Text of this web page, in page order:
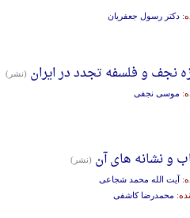
دکتر رسول جعفریان
نجف و فلسفه تجدد در ایران (نشر)
موسی نجفی
و نشانه های آن (نشر)
آیت الله محمد شجاعی
محمدرضا کاشفی